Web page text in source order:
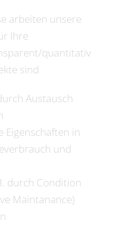
arbeiten unsere
Ihre
quantitativ
sind
Austausch
Eigenschaften in
und
durch Condition
Maintanance)